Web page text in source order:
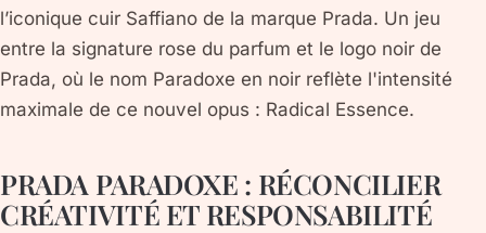
l’iconique cuir Saffiano de la marque Prada. Un jeu
entre la signature rose du parfum et le logo noir de
Prada, où le nom Paradoxe en noir reflète l'intensité
maximale de ce nouvel opus : Radical Essence.
PRADA PARADOXE : RÉCONCILIER
CRÉATIVITÉ ET RESPONSABILITÉ